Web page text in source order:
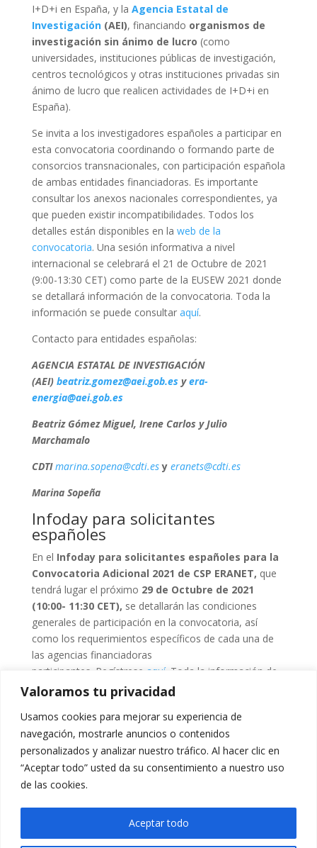
Valoramos tu privacidad
Usamos cookies para mejorar su experiencia de
navegación, mostrarle anuncios o contenidos
personalizados y analizar nuestro tráfico. Al hacer clic en
“Aceptar todo” usted da su consentimiento a nuestro uso
de las cookies.
Aceptar todo
I+D+i en España, y la Agencia Estatal de
Investigación(AEI), financiando organismos de
investigación sin ánimo de lucro (como
universidades, instituciones públicas de investigación,
centros tecnológicos y otras instituciones privadas sin
ánimo de lucro que realicen actividades de I+D+i en
España).
Se invita a los investigadores españoles a participar en
esta convocatoria coordinando o formando parte de
consorcios transnacionales, con participación española
de ambas entidades financiadoras. Es importante
consultar los anexos nacionales correspondientes, ya
que pueden existir incompatibilidades. Todos los
detalles están disponibles en la web de la
convocatoria. Una sesión informativa a nivel
internacional se celebrará el 21 de Octubre de 2021
(9:00-13:30 CET) como parte de la EUSEW 2021 donde
se detallará información de la convocatoria. Toda la
información se puede consultar aquí.
Contacto para entidades españolas:
AGENCIA ESTATAL DE INVESTIGACIÓN
(AEI) beatriz.gomez@aei.gob.es yera-
energia@aei.gob.es
Beatriz Gómez Miguel, Irene Carlos y Julio
Marchamalo
CDTImarina.sopena@cdti.esy eranets@cdti.es
Marina Sopeña
Infoday para solicitantes
españoles
En el Infoday para solicitantes españoles para la
Convocatoria Adicional 2021 de CSP ERANET, que
tendrá lugar el próximo 29 de Octubre de 2021
(10:00- 11:30 CET), se detallarán las condiciones
generales de participación en la convocatoria, así
como los requerimientos específicos de cada una de
las agencias financiadoras
participantes. Regístrese aquí. Toda la información de
la convocatoria se encuentra disponible en
eranet.eu/calls/additional